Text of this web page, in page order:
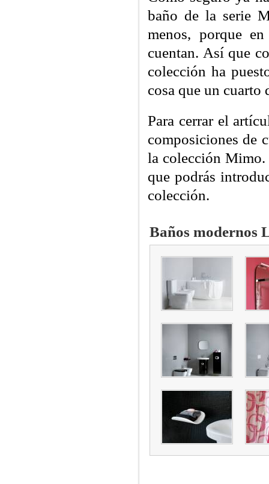
baño de la serie
menos, porque
cuentan. Así que
colección ha
cosa que un cuarto
Para cerrar el
composiciones de
la colección Mimo.
que podrás
colección.
Baños modernos